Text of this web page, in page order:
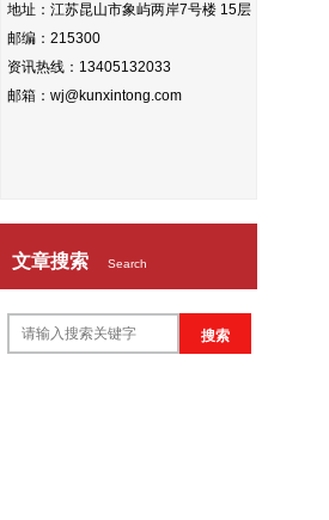
地址：江苏昆山市象屿两岸7号楼 15层
邮编：215300
资讯热线：13405132033
邮箱：wj@kunxintong.com
文章搜索 Search
搜索